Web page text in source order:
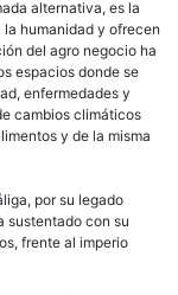
alternativa, es la
humanidad y ofrecen
del agro negocio ha
espacios donde se
enfermedades y
cambios climáticos
y de la misma
por su legado
sustentado con su
frente al imperio